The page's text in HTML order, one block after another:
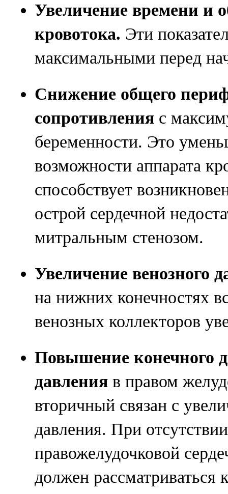
Увеличение времени и
кровотока. Эти
максимальными перед
Снижение общего
сопротивления с
беременности. Это
возможности аппарата
способствует
острой сердечной
митральным стенозом.
Увеличение венозного
на нижних конечностях
венозных коллекторов
Повышение конечного
давления в правом
вторичный связан с
давления. При
правожелудочковой
должен рассматриваться